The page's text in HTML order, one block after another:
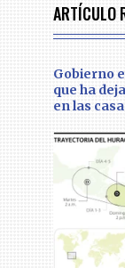
ARTÍCULO
Gobierno
que ha
en las